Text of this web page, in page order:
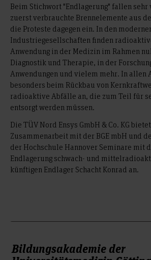
Beim Stichwort "Endlagerung" fallen sehr
zuerst verbrauchte Brennelemente aus
die Proteste dagegen ein. In den
Industriegesellschaften finden
Anwendung in der Medizin im Rahmen
Diagnostik und Therapie, in der
Anwendungen und vielem mehr. In allen
besonders beim Rückbau von
radioaktive Abfälle an, die zum Teil für
entsorgt werden müssen.
Die TÜV Nord Ensys GmbH & Co. KG
Zusammenarbeit mit der BGE mbH und
der Hochschule Hannover Seminare mit
Endlagerung schwach- und
künftigen Endlager Schacht Konrad an.
Bildungsakademie der